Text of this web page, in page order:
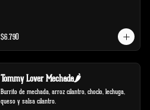
$6.790
Tommy Lover Mechada🌶️
Burrito de mechada, arroz cilantro, choclo, lechuga,
queso y salsa cilantro.